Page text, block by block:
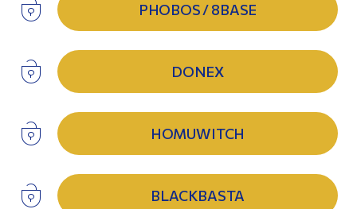
PHOBOS / 8BASE
DONEX
HOMUWITCH
BLACKBASTA